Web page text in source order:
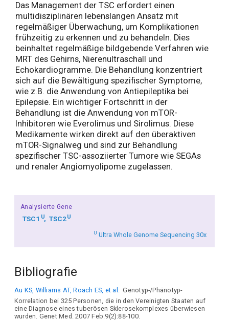
Das Management der TSC erfordert einen
multidisziplinären lebenslangen Ansatz mit
regelmäßiger Überwachung, um Komplikationen
frühzeitig zu erkennen und zu behandeln. Dies
beinhaltet regelmäßige bildgebende Verfahren wie
MRT des Gehirns, Nierenultraschall und
Echokardiogramme. Die Behandlung konzentriert
sich auf die Bewältigung spezifischer Symptome,
wie z.B. die Anwendung von Antiepileptika bei
Epilepsie. Ein wichtiger Fortschritt in der
Behandlung ist die Anwendung von mTOR-
Inhibitoren wie Everolimus und Sirolimus. Diese
Medikamente wirken direkt auf den überaktiven
mTOR-Signalweg und sind zur Behandlung
spezifischer TSC-assoziierter Tumore wie SEGAs
und renaler Angiomyolipome zugelassen.
Analysierte Gene
TSC1 U TSC2U
U Ultra Whole Genome Sequencing 30x
Bibliografie
Au KS, Williams AT, Roach ES, et al.
Genotyp-/Phänotyp-
Korrelation bei 325 Personen, die in den Vereinigten Staaten auf
eine Diagnose eines tuberösen Sklerosekomplexes überwiesen
wurden. Genet Med. 2007 Feb.9(2):88-100.